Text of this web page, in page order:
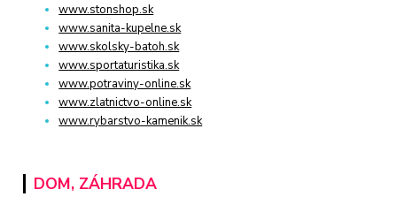
www.stonshop.sk
www.sanita-kupelne.sk
www.skolsky-batoh.sk
www.sportaturistika.sk
www.potraviny-online.sk
www.zlatnictvo-online.sk
www.rybarstvo-kamenik.sk
DOM, ZÁHRADA